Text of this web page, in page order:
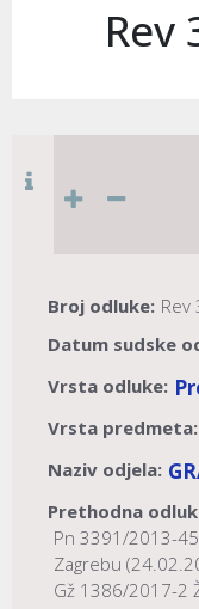
Rev
Broj odluke:
Datum sudske
Vrsta odluke:
Vrsta predmeta:
Naziv odjela:
Prethodna
Pn 3391/2013-
Zagrebu
Gž 1386/2017-2